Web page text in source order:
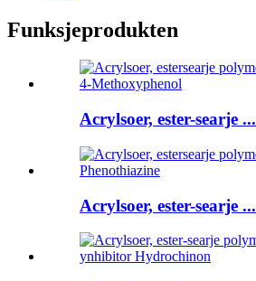
Funksjeprodukten
Acrylsoer, ester-searje ...
Acrylsoer, ester-searje ...